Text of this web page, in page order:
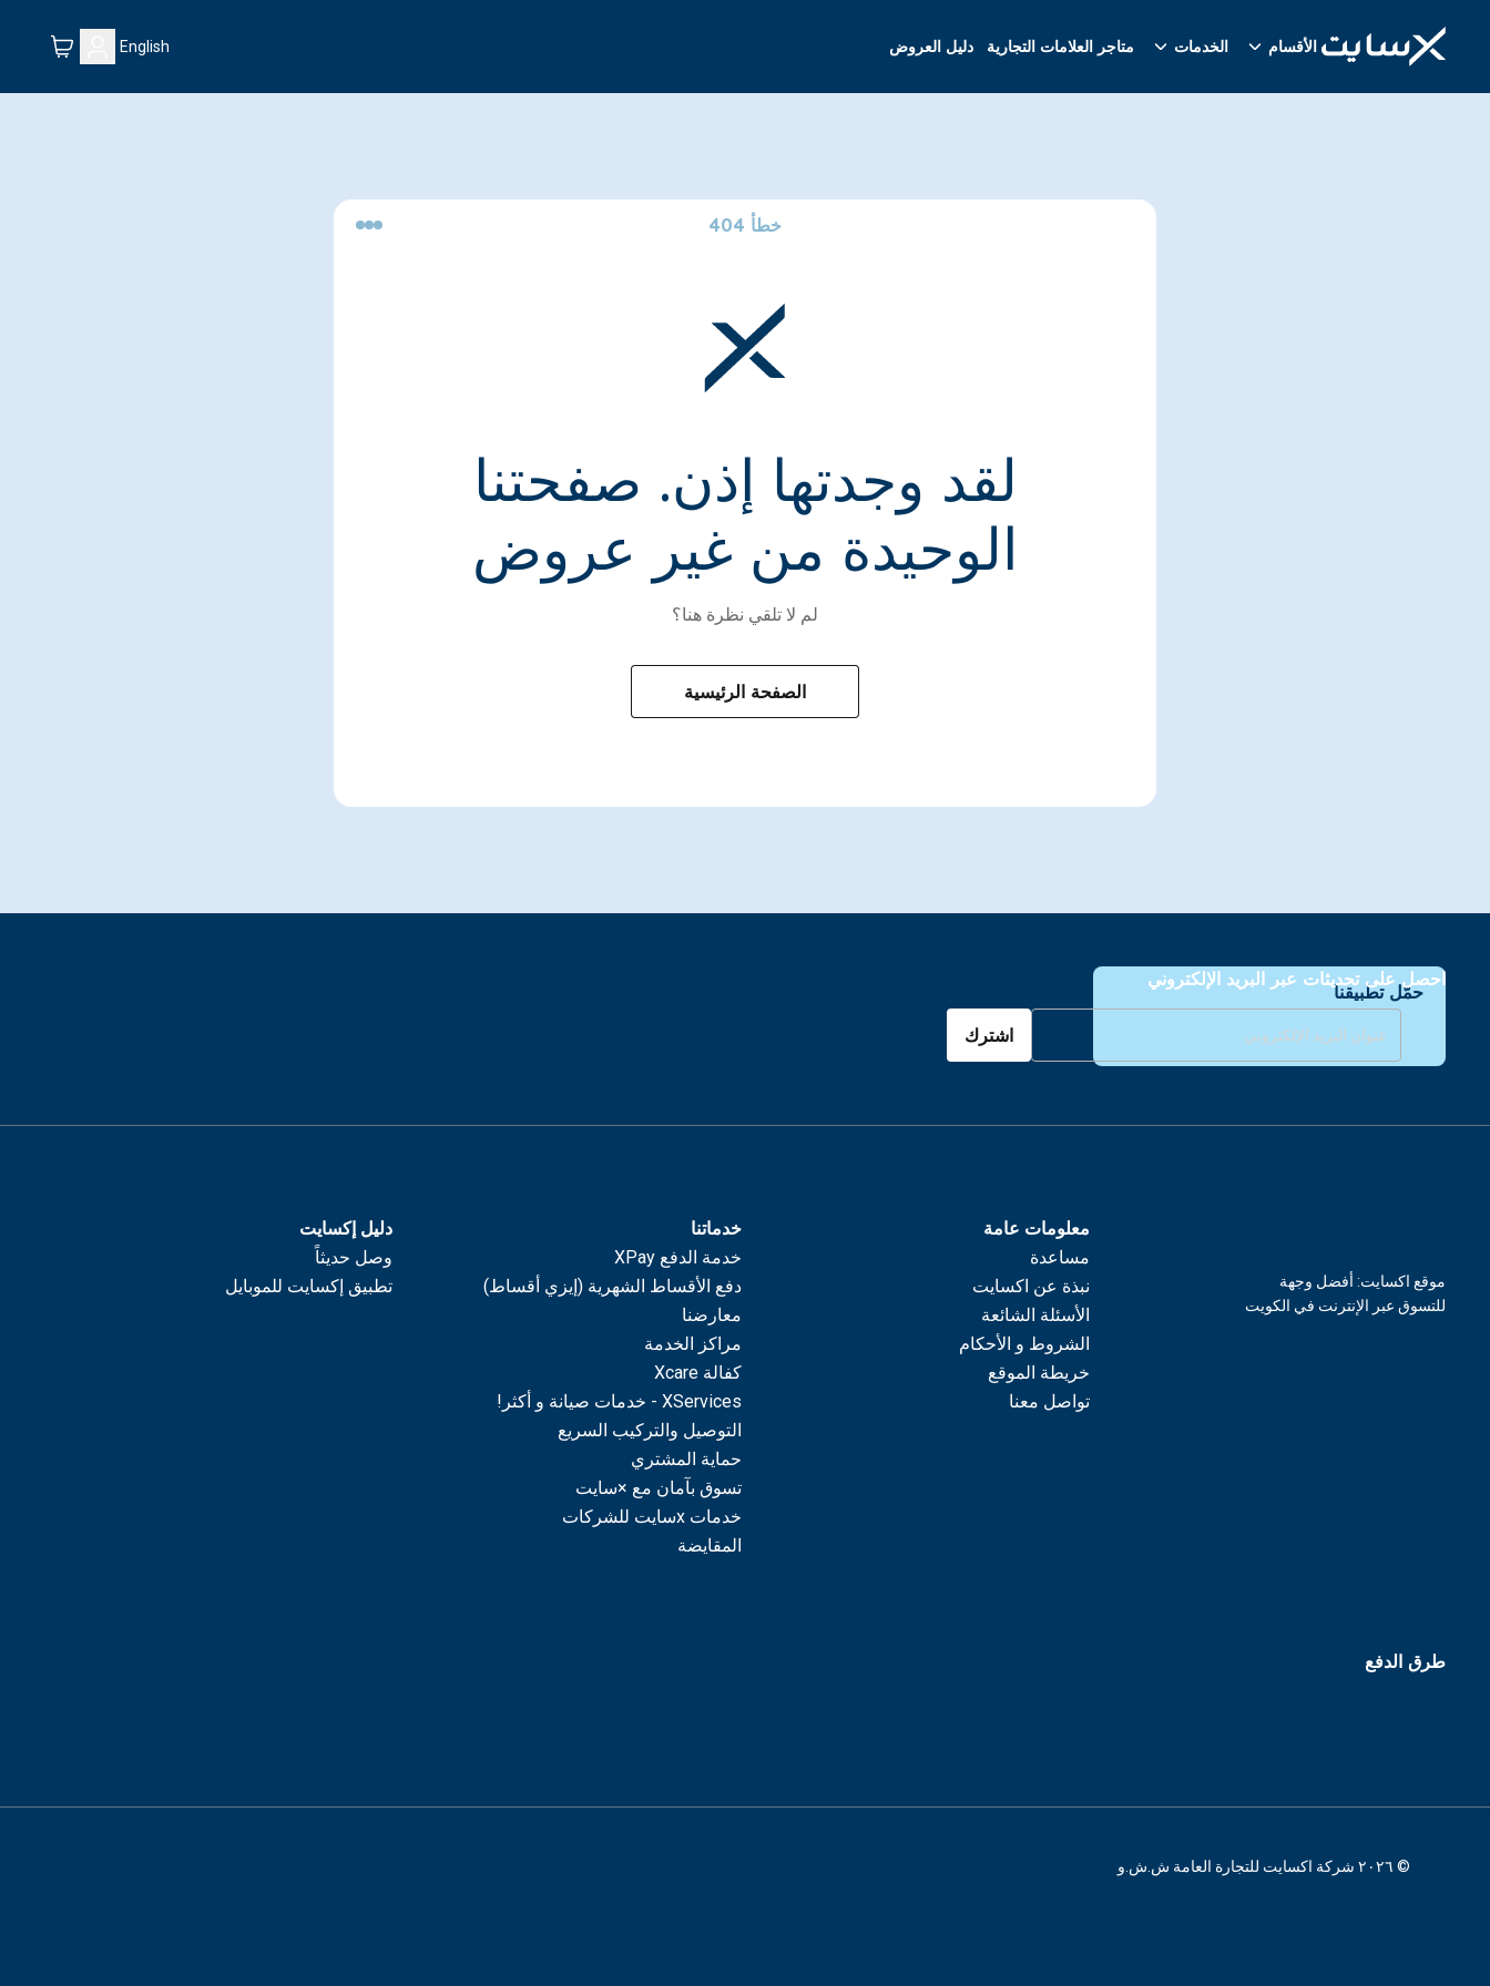
الأقسام الخدمات متاجر العلامات التجارية دليل العروض English
خطأ 404
لقد وجدتها إذن. صفحتنا
الوحيدة من غير عروض
لم لا تلقي نظرة هنا؟
الصفحة الرئيسية
حمّل تطبيقنا
احصل على تحديثات عبر البريد الإلكتروني
اشترك
معلومات عامة
مساعدة
نبذة عن اكسايت
الأسئلة الشائعة
الشروط و الأحكام
خريطة الموقع
تواصل معنا
خدماتنا
خدمة الدفع XPay
دفع الأقساط الشهرية (إيزي أقساط)
معارضنا
مراكز الخدمة
كفالة Xcare
XServices - خدمات صيانة و أكثر!
التوصيل والتركيب السريع
حماية المشتري
تسوق بآمان مع ×سايت
خدمات xسايت للشركات
المقايضة
دليل إكسايت
وصل حديثاً
تطبيق إكسايت للموبايل
موقع اكسايت: أفضل وجهة
للتسوق عبر الإنترنت في الكويت
طرق الدفع
© ٢٠٢٦ شركة اكسايت للتجارة العامة ش.ش.و